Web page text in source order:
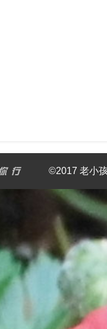
©2017 老小